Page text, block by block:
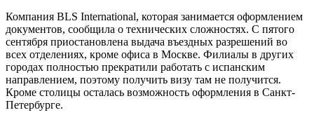
Компания BLS International, которая занимается оформлением
документов, сообщила о технических сложностях. С пятого
сентября приостановлена выдача въездных разрешений во
всех отделениях, кроме офиса в Москве. Филиалы в других
городах полностью прекратили работать с испанским
направлением, поэтому получить визу там не получится.
Кроме столицы осталась возможность оформления в Санкт-
Петербурге.